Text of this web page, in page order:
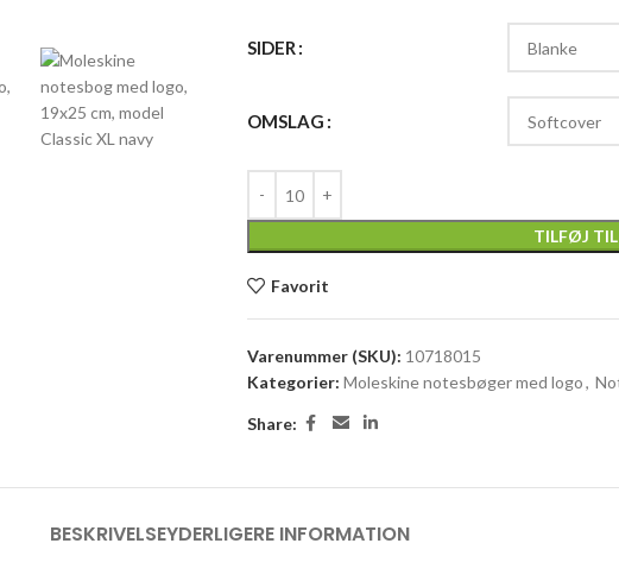
SIDER
OMSLAG
TILFØJ
Favorit
Varenummer (SKU): 10718015
Kategorier: Moleskine notesbøger med logo,
Share:
BESKRIVELSEYDERLIGERE INFORMATION